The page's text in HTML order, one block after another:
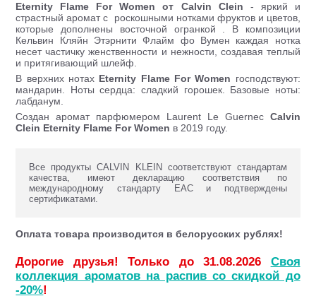
Eternity Flame For Women от Calvin Clein - яркий и
страстный аромат с роскошными нотками фруктов и цветов,
которые дополнены восточной огранкой . В композиции
Кельвин Кляйн Этэрнити Флайм фо Вумен каждая нотка
несет частичку женственности и нежности, создавая теплый
и притягивающий шлейф.
В верхних нотах Eternity Flame For Women господствуют:
мандарин. Ноты сердца: сладкий горошек. Базовые ноты:
лабданум.
Создан аромат парфюмером Laurent Le Guernec Calvin
Clein Eternity Flame For Women в 2019 году.
Все продукты CALVIN KLEIN соответствуют стандартам
качества, имеют декларацию соответствия по
международному стандарту ЕАС и подтверждены
сертификатами.
Оплата товара производится в белорусских рублях!
Дорогие друзья! Только до 31.08.2026 Своя
коллекция ароматов на распив со скидкой до
-20%!